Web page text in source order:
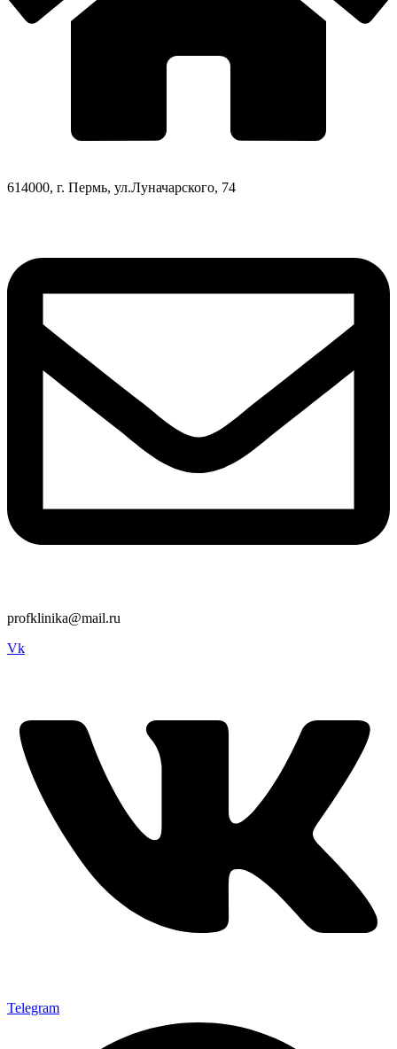
614000, г. Пермь, ул.Луначарского, 74
profklinika@mail.ru
Vk
Telegram